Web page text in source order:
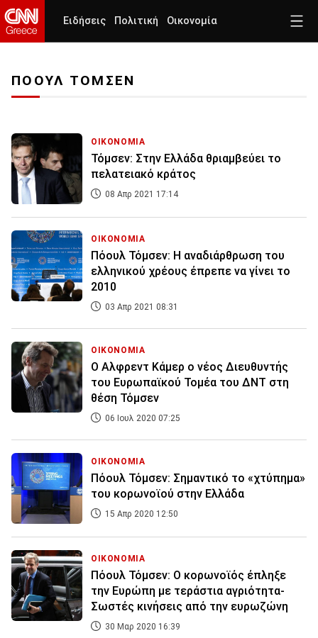
Ειδήσεις Πολιτική Οικονομία
ΠΟΟΥΛ ΤΟΜΣΕΝ
ΟΙΚΟΝΟΜΙΑ
Τόμσεν: Στην Ελλάδα θριαμβεύει το
πελατειακό κράτος
08 Απρ 2021 17:14
ΟΙΚΟΝΟΜΙΑ
Πόουλ Τόμσεν: Η αναδιάρθρωση του
ελληνικού χρέους έπρεπε να γίνει το
2010
03 Απρ 2021 08:31
ΟΙΚΟΝΟΜΙΑ
Ο Αλφρεντ Κάμερ ο νέος Διευθυντής
του Ευρωπαϊκού Τομέα του ΔΝΤ στη
θέση Τόμσεν
06 Ιουλ 2020 07:25
ΟΙΚΟΝΟΜΙΑ
Πόουλ Τόμσεν: Σημαντικό το «χτύπημα»
του κορωνοϊού στην Ελλάδα
15 Απρ 2020 12:50
ΟΙΚΟΝΟΜΙΑ
Πόουλ Τόμσεν: O κορωνοϊός έπληξε
την Ευρώπη με τεράστια αγριότητα-
Σωστές κινήσεις από την ευρωζώνη
30 Μαρ 2020 16:39